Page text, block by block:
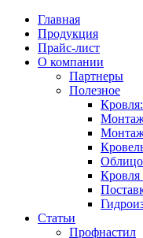
Главная
Продукция
Прайс-лист
О компании
Партнеры
Полезное
Кровля
Статьи
Профнастил
Партнеры
Полезное
Профнастил
Металлочерепица
Карнизная планка
Ендова нижняя
Ендова верхняя
Цена на профнастил
Цена на